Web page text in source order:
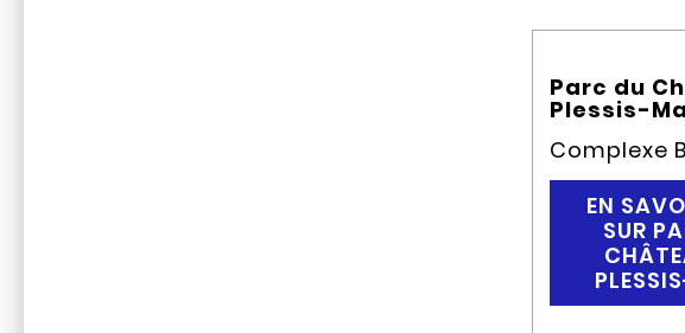
Parc du
Plessis-
Complexe
EN
SUR